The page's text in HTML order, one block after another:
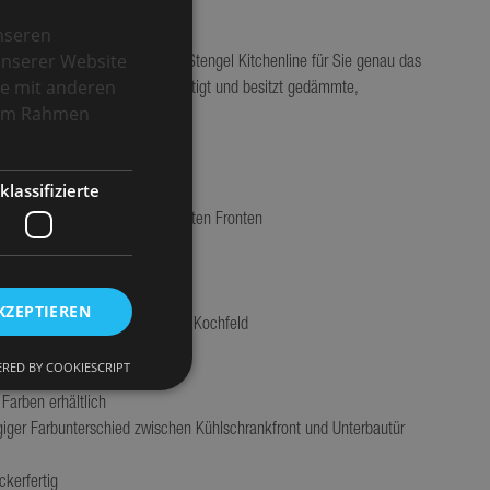
89
75
Metall!
Preis legen, dann ist die Stengel Kitchenline für Sie genau das
Stahlblech gefertigt und besitzt gedämmte,
Farbunterschied zwischen Kühlschrankfront und Unterbautür
Website
mit anderen
Rahmen
Diese Cookies
BY COOKIESCRIPT